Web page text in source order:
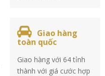
Giao hàng
toàn quốc
Giao hàng với 64 tỉnh
thành với giá cước hợp